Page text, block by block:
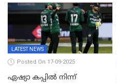
LATEST NEWS
Posted On 17-09-2025
ഏഷ്യാ കപ്പിൽ നിന്ന്